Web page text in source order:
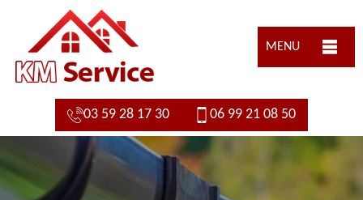
MENU
03 59 28 17 30 06 99 21 08 50